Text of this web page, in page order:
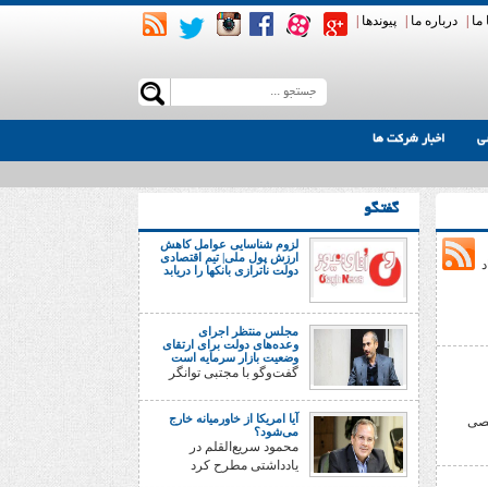
ما درباره ما پیوندها
اخبار شرکت ها
گفتگو
لزوم شناسایی عوامل کاهش
ارزش پول ملی| تیم اقتصادی
دولت ناترازی بانکها را دریابد
مجلس منتظر اجرای
وعده‌های دولت برای ارتقای
وضعیت بازار سرمایه است
گفت‌وگو با مجتبی توانگر
آیا امریکا از خاورمیانه خارج
می‌شود؟
محمود سریع‌القلم در
یادداشتی مطرح کرد